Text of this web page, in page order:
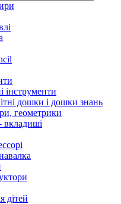
інструменти
дошки і дошки знань
геометрики
вкладиші
дітей